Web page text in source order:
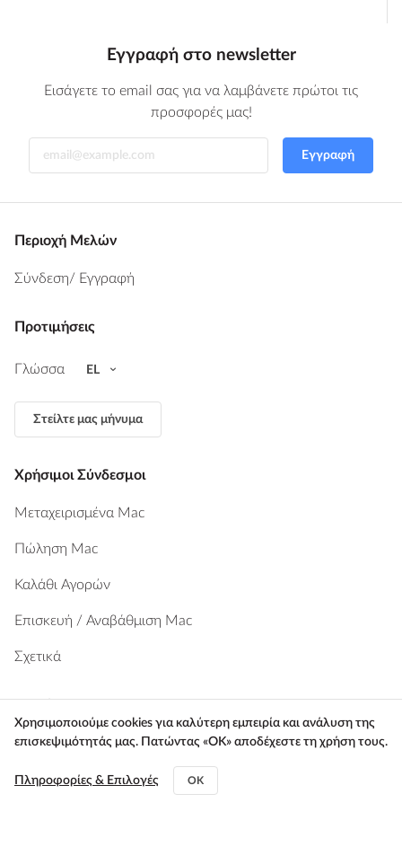
Εγγραφή στο newsletter
Εισάγετε το email σας για να λαμβάνετε πρώτοι τις
προσφορές μας!
Εγγραφή
Περιοχή Μελών
Σύνδεση/ Εγγραφή
Προτιμήσεις
Γλώσσα EL
Στείλτε μας μήνυμα
Χρήσιμοι Σύνδεσμοι
Μεταχειρισμένα Mac
Πώληση Mac
Καλάθι Αγορών
Επισκευή / Αναβάθμιση Mac
Σχετικά
Προϊόντα
Macbook Pro
Macbook Air
Χρησιμοποιούμε cookies για καλύτερη εμπειρία και ανάλυση της
επισκεψιμότητάς μας. Πατώντας «ΟΚ» αποδέχεστε τη χρήση τους.
Πληροφορίες & Επιλογές OK